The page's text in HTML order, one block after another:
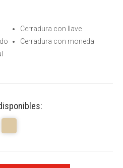
Cerradura con llave
Cerradura con moneda